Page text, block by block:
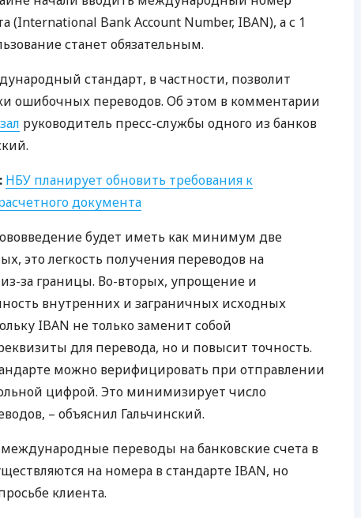
ЕЖЕМЕСЯЧНЫЙ ОБЗОР
БАНКОВСКИМ КАРТАМ
(International Bank Account Number, IBAN), а с 1
станет обязательным.
стандарт, в частности, позволит
ошибочных переводов. Об этом в комментарии
руководитель пресс-службы одного из банков
НБУ планирует обновить требования к
документа
будет иметь как минимум две
это легкость получения переводов на
за границы. Во-вторых, упрощение и
внутренних и заграничных исходных
IBAN не только заменит собой
для перевода, но и повысит точность.
можно верифицировать при отправлении
цифрой. Это минимизирует число
– объяснил Гальчинский.
переводы на банковские счета в
на номера в стандарте IBAN, но
клиента.